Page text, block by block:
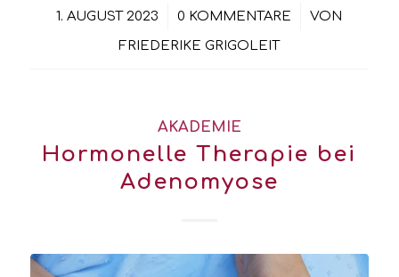
1. AUGUST 2023
/ 0 KOMMENTARE
/ VON
FRIEDERIKE GRIGOLEIT
AKADEMIE
Hormonelle Therapie bei
Adenomyose